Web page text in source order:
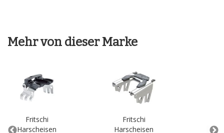
Mehr von dieser Marke
Fritschi
Harscheisen
Fritschi
Harscheisen